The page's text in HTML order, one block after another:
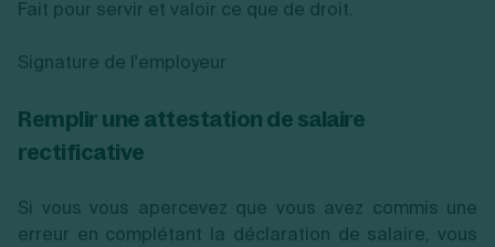
Fait pour servir et valoir ce que de droit.
Signature de l'employeur
Remplir une attestation de salaire
rectificative
Si vous vous apercevez que vous avez commis une
erreur en complétant la déclaration de salaire, vous